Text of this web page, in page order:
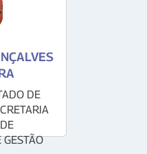
DE